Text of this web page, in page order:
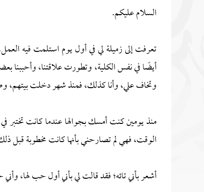
السلام عليكم.
تعرفت إلى زميلة لي في أول يوم استلمت فيه
وتخاف علي، وأنا كذلك، فمنذ شهر دخلت بيتهم،
الوقت، فهي لم تصارحني بأنها كانت مخطوبة قبل
أشعر بأني تائه؛ فقد قالت لي بأني أول حب لها،